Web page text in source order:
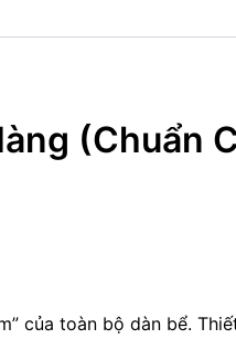
(Chuẩn
của toàn bộ dàn bể.